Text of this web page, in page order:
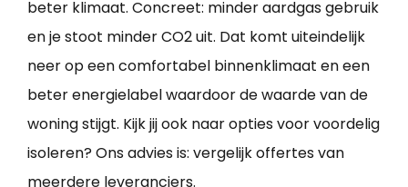
beter klimaat. Concreet: minder aardgas gebruik
en je stoot minder CO2 uit. Dat komt uiteindelijk
neer op een comfortabel binnenklimaat en een
beter energielabel waardoor de waarde van de
woning stijgt. Kijk jij ook naar opties voor voordelig
isoleren? Ons advies is: vergelijk offertes van
meerdere leveranciers.